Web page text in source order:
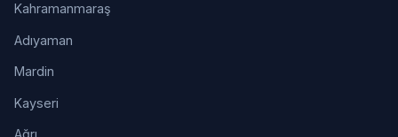
Kahramanmaraş
Adıyaman
Mardin
Kayseri
Ağrı